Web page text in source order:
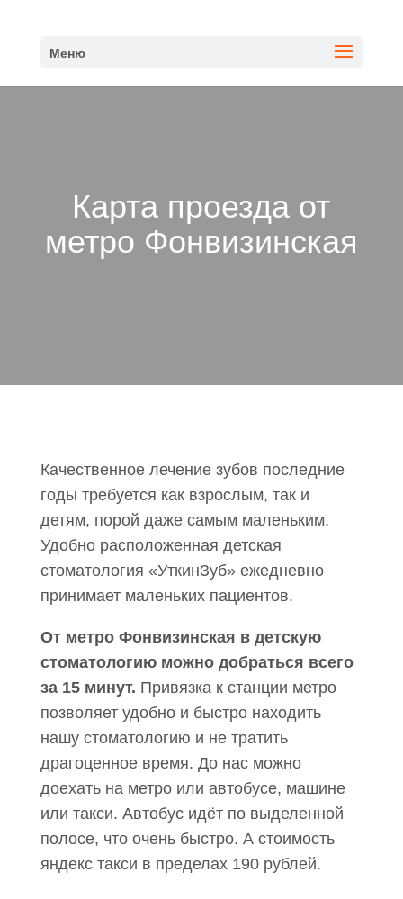
Меню
Карта проезда от
метро Фонвизинская
Качественное лечение зубов последние
годы требуется как взрослым, так и
детям, порой даже самым маленьким.
Удобно расположенная детская
стоматология «УткинЗуб» ежедневно
принимает маленьких пациентов.
От метро Фонвизинская в детскую
стоматологию можно добраться всего
за 15 минут. Привязка к станции метро
позволяет удобно и быстро находить
нашу стоматологию и не тратить
драгоценное время. До нас можно
доехать на метро или автобусе, машине
или такси. Автобус идёт по выделенной
полосе, что очень быстро. А стоимость
яндекс такси в пределах 190 рублей.